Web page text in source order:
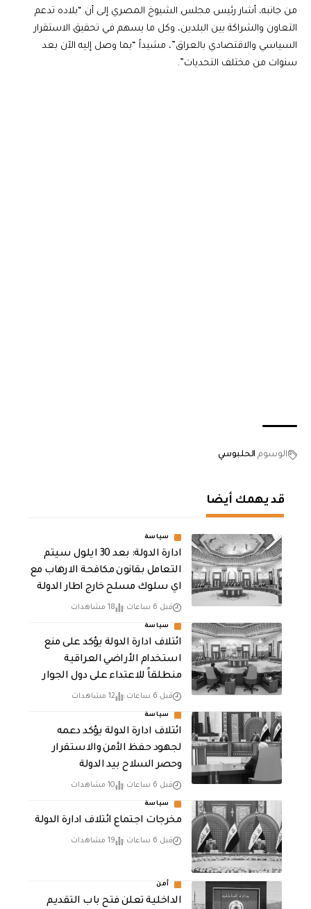
من جانبه، أشار رئيس مجلس الشيوخ المصري إلى أن “بلاده تدعم
التعاون والشراكة بين البلدين، وكل ما يسهم في تحقيق الاستقرار
السياسي والاقتصادي بالعراق”، مشيداً “بما وصل إليه الآن بعد
سنوات من مختلف التحديات”.
الوسوم الحلبوسي
قد يهمك أيضا
سياسة
ادارة الدولة: بعد 30 ايلول سيتم
التعامل بقانون مكافحة الارهاب مع
اي سلوك مسلح خارج اطار الدولة
قبل 6 ساعات 18 مشاهدات
سياسة
ائتلاف ادارة الدولة يؤكد على منع
استخدام الأراضي العراقية
منطلقاً للاعتداء على دول الجوار
قبل 6 ساعات 12 مشاهدات
سياسة
ائتلاف ادارة الدولة يؤكد دعمه
لجهود حفظ الأمن والاستقرار
وحصر السلاح بيد الدولة
قبل 6 ساعات 10 مشاهدات
سياسة
مخرجات اجتماع ائتلاف ادارة الدولة
قبل 6 ساعات 19 مشاهدات
أمن
الداخلية تعلن فتح باب التقديم